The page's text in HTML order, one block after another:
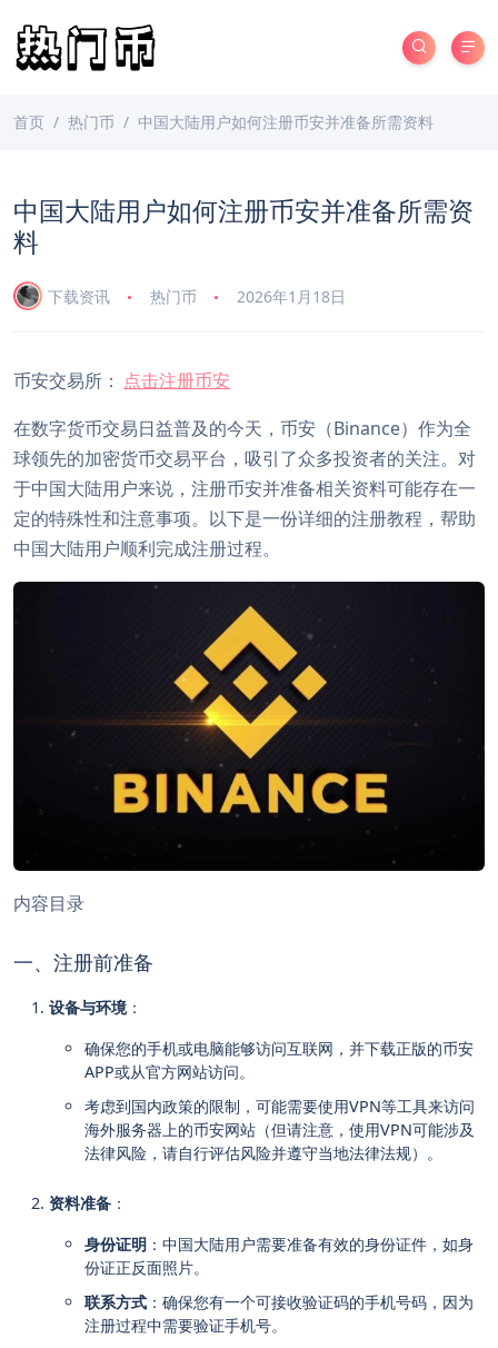
首页 热门币 中国大陆用户如何注册币安并准备所需资料
中国大陆用户如何注册币安并准备所需资
料
下载资讯 热门币 2026年1月18日
币安交易所： 点击注册币安
在数字货币交易日益普及的今天，币安（Binance）作为全
球领先的加密货币交易平台，吸引了众多投资者的关注。对
于中国大陆用户来说，注册币安并准备相关资料可能存在一
定的特殊性和注意事项。以下是一份详细的注册教程，帮助
中国大陆用户顺利完成注册过程。
内容目录
一、注册前准备
设备与环境：
确保您的手机或电脑能够访问互联网，并下载正版的币安
APP或从官方网站访问。
考虑到国内政策的限制，可能需要使用VPN等工具来访问
海外服务器上的币安网站（但请注意，使用VPN可能涉及
法律风险，请自行评估风险并遵守当地法律法规）。
资料准备 ：
身份证明 ：中国大陆用户需要准备有效的身份证件，如身
份证正反面照片。
联系方式 ：确保您有一个可接收验证码的手机号码，因为
注册过程中需要验证手机号。